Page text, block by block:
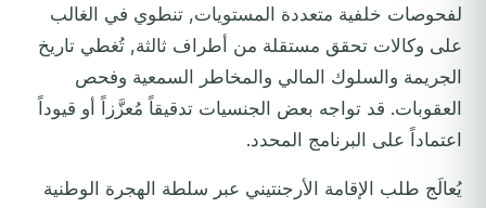
لفحوصات خلفية متعددة المستويات, تنطوي في الغالب
على وكالات تحقق مستقلة من أطراف ثالثة, تُغطي تاريخ
الجريمة والسلوك المالي والمخاطر السمعية وفحص
العقوبات. قد تواجه بعض الجنسيات تدقيقاً مُعزَّزاً أو قيوداً
اعتماداً على البرنامج المحدد.
يُعالَج طلب الإقامة الأرجنتيني عبر سلطة الهجرة الوطنية